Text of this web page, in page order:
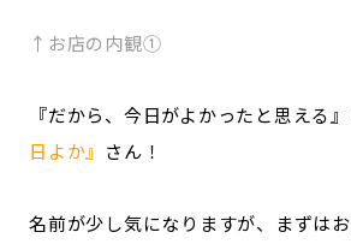
↑お店の内観①
『だから、今日がよかったと思える
日よか』 さん！
名前が少し気になりますが、まずは